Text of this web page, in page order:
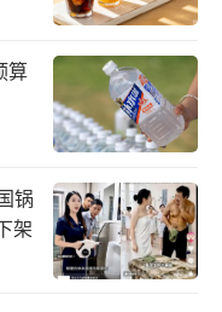
，微软Copilot正
不论是和AI实时
全程都由GPT-4o
大模型，GPT-4o
疑是降维打击。
算
锅
架